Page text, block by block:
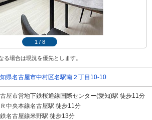
1 / 8
る場合は現況を優先とします。
県名古屋市中村区名駅南２丁目10-10
屋市営地下鉄桜通線国際センター(愛知)駅 徒歩11分
Ｒ中央本線名古屋駅 徒歩11分
名古屋線米野駅 徒歩13分